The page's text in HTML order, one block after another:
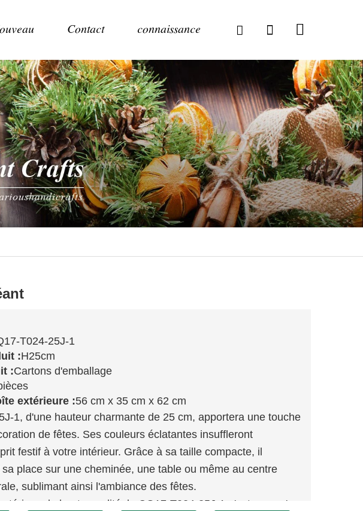
Contact connaissance
T024-25J-1
:H25cm
:Cartons d'emballage
extérieure :56 cm x 35 cm x 62 cm
1, d'une hauteur charmante de 25 cm, apportera une touche
de fêtes. Ses couleurs éclatantes insuffleront
festif à votre intérieur. Grâce à sa taille compacte, il
place sur une cheminée, une table ou même au centre
sublimant ainsi l'ambiance des fêtes.
de haute qualité, le CQ17-T024-25J-1 n'est pas qu'un